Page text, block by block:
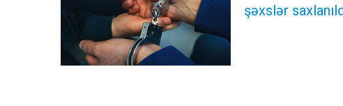
şəxslər